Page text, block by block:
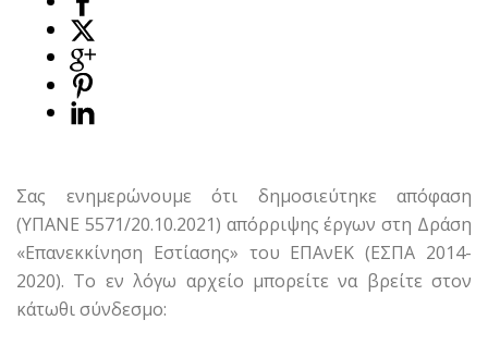
Σας ενημερώνουμε ότι δημοσιεύτηκε απόφαση
(ΥΠΑΝΕ 5571/20.10.2021) απόρριψης έργων στη Δράση
«Επανεκκίνηση Εστίασης» του ΕΠΑνΕΚ (ΕΣΠΑ 2014-
2020). Το εν λόγω αρχείο μπορείτε να βρείτε στον
κάτωθι σύνδεσμο: